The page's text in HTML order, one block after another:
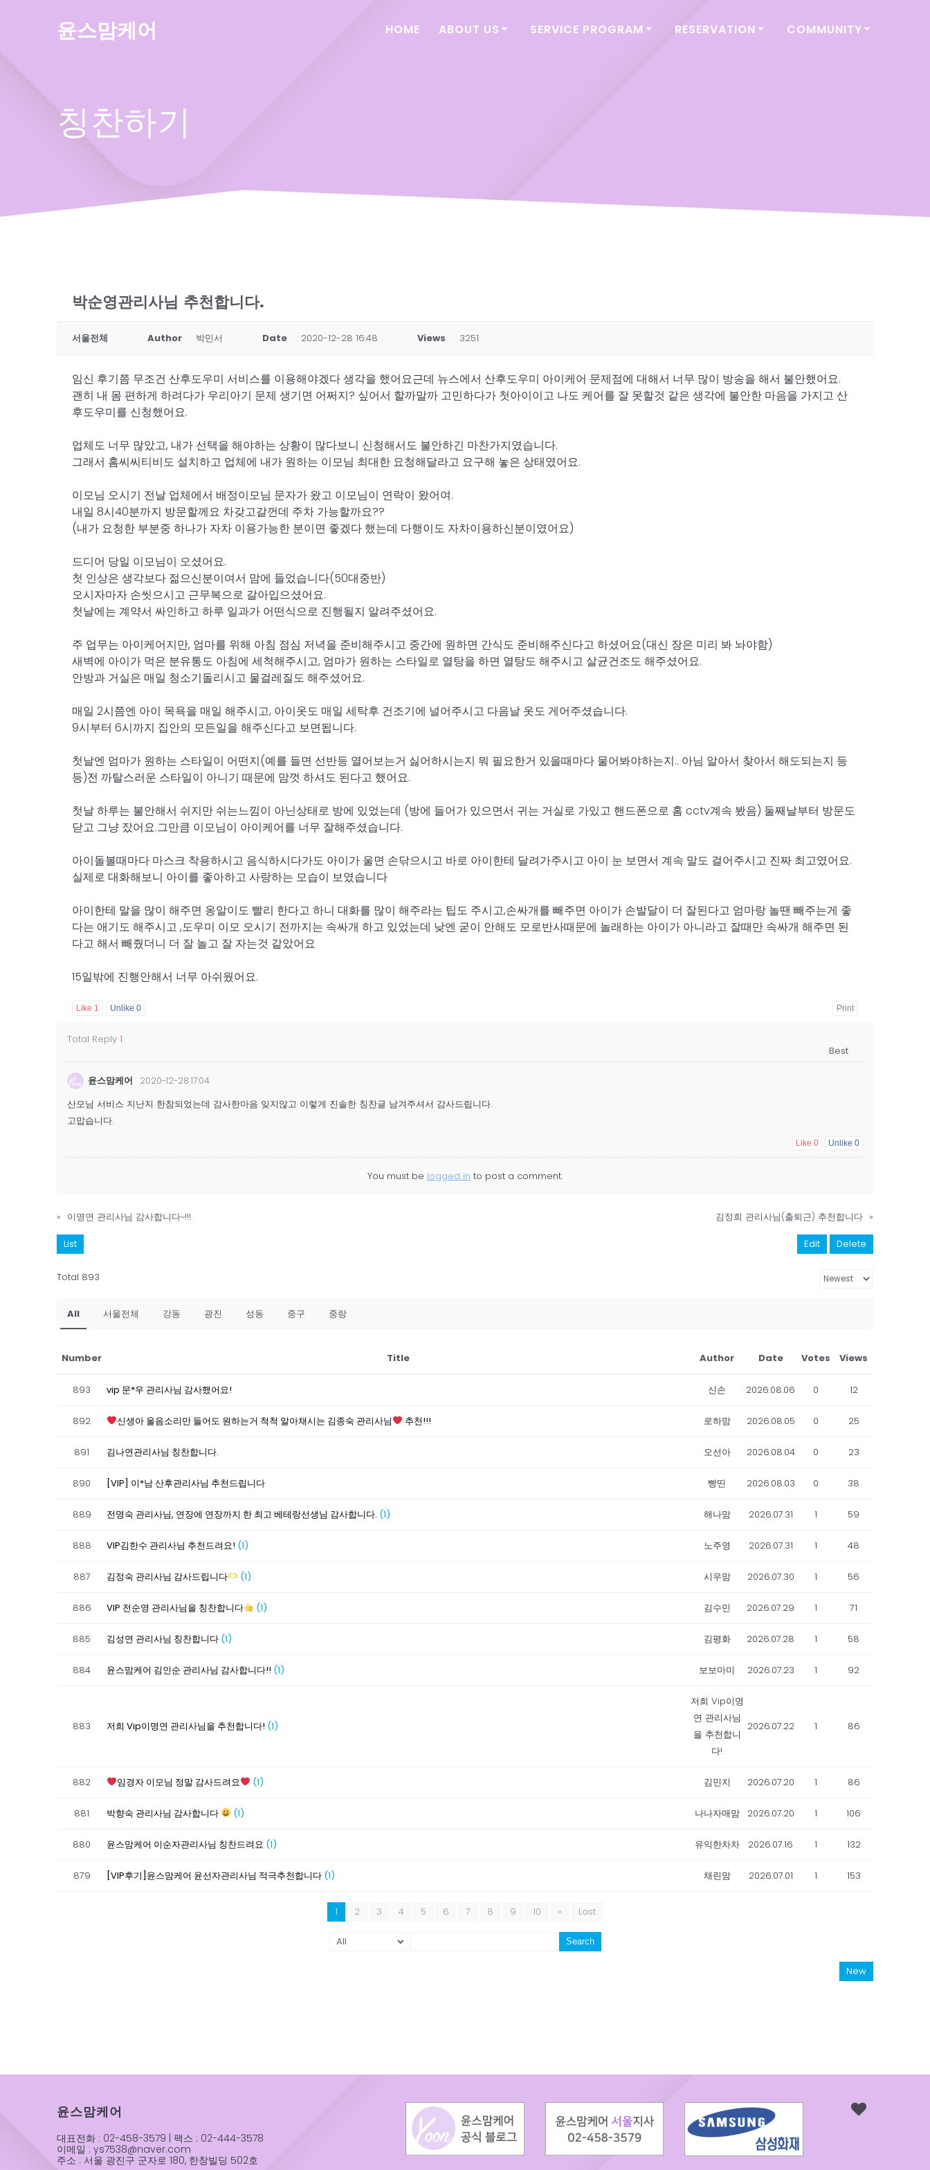
윤스맘케어 HOME ABOUT US SERVICE PROGRAM RESERVATION COMMUNITY
칭찬하기
박순영관리사님 추천합니다.
서울전체 Author 박민서 Date 2020-12-28 16:48 Views 3251
임신 후기쯤 무조건 산후도우미 서비스를 이용해야겠다 생각을 했어요근데 뉴스에서 산후도우미 아이케어 문제점에 대해서 너무 많이 방송을 해서 불안했어요.
괜히 내 몸 편하게 하려다가 우리아기 문제 생기면 어쩌지? 싶어서 할까말까 고민하다가 첫아이이고 나도 케어를 잘 못할것 같은 생각에 불안한 마음을 가지고 산
후도우미를 신청했어요.
​업체도 너무 많았고, 내가 선택을 해야하는 상황이 많다보니 신청해서도 불안하긴 마찬가지였습니다.
그래서 홈씨씨티비도 설치하고 업체에 내가 원하는 이모님 최대한 요청해달라고 요구해 놓은 상태였어요.
​이모님 오시기 전날 업체에서 배정이모님 문자가 왔고 이모님이 연락이 왔어여.
내일 8시40분까지 방문할께요 차갖고갈껀데 주차 가능할까요??
(내가 요청한 부분중 하나가 자차 이용가능한 분이면 좋겠다 했는데 다행이도 자차이용하신분이였어요)
드디어 당일 이모님이 오셨어요.
첫 인상은 생각보다 젊으신분이여서 맘에 들었습니다(50대중반)
오시자마자 손씻으시고 근무복으로 갈아입으셨어요.
첫날에는 계약서 싸인하고 하루 일과가 어떤식으로 진행될지 알려주셨어요.
주 업무는 아이케어지만, 엄마를 위해 아침 점심 저녁을 준비해주시고 중간에 원하면 간식도 준비해주신다고 하셨어요(대신 장은 미리 봐 놔야함)
새벽에 아이가 먹은 분유통도 아침에 세척해주시고, 엄마가 원하는 스타일로 열탕을 하면 열탕도 해주시고 살균건조도 해주셨어요.
안방과 거실은 매일 청소기돌리시고 물걸레질도 해주셨어요.
​매일 2시쯤엔 아이 목욕을 매일 해주시고, 아이옷도 매일 세탁후 건조기에 널어주시고 다음날 옷도 게어주셨습니다.
9시부터 6시까지 집안의 모든일을 해주신다고 보면됩니다.
첫날엔 엄마가 원하는 스타일이 어떤지(예를 들면 선반등 열어보는거 싫어하시는지 뭐 필요한거 있을때마다 물어봐야하는지.. 아님 알아서 찾아서 해도되는지 등
등)전 까탈스러운 스타일이 아니기 때문에 맘껏 하셔도 된다고 했어요.
첫날 하루는 불안해서 쉬지만 쉬는느낌이 아닌상태로 방에 있었는데 (방에 들어가 있으면서 귀는 거실로 가있고 핸드폰으로 홈 cctv계속 봤음) 둘째날부터 방문도
닫고 그냥 잤어요.그만큼 이모님이 아이케어를 너무 잘해주셨습니다.
아이돌볼때마다 마스크 착용하시고 음식하시다가도 아이가 울면 손닦으시고 바로 아이한테 달려가주시고 아이 눈 보면서 계속 말도 걸어주시고 진짜 최고였어요.
​실제로 대화해보니 아이를 좋아하고 사랑하는 모습이 보였습니다
아이한테 말을 많이 해주면 옹알이도 빨리 한다고 하니 대화를 많이 해주라는 팁도 주시고,손싸개를 빼주면 아이가 손발달이 더 잘된다고 엄마랑 놀땐 빼주는게 좋
다는 애기도 해주시고 ,도우미 이모 오시기 전까지는 속싸개 하고 있었는데 낮엔 굳이 안해도 모로반사때문에 놀래하는 아이가 아니라고 잘때만 속싸개 해주면 된
다고 해서 빼줬더니 더 잘 놀고 잘 자는것 같았어요
​15일밖에 진행안해서 너무 아쉬웠어요.
Like 1 Unlike0 Print
Total Reply1
윤스맘케어 2020-12-28 17:04
산모님 서비스 지난지 한참되었는데 감사한마음 잊지않고 이렇게 진솔한 칭찬글 남겨주셔서 감사드립니다.
고맙습니다.
Like 0 Unlike 0
You must be logged in to post a comment.
« 이명연 관리사님 감사합니다~!!! 김정희 관리사님(출퇴근) 추천합니다 »
List Edit Delete
Total 893
All 서울전체 강동 광진 성동 중구 중랑
Number Title Author Date Votes Views
893 vip 문*우 관리사님 감사했어요! 신손 2026.08.06 0 12
892 신생아 울음소리만 들어도 원하는거 척척 알아채시는 김종숙 관리사님 추천!!! 로하맘 2026.08.05 0 25
891 김나연관리사님 칭찬합니다. 오선아 2026.08.04 0 23
890 [VIP] 이*남 산후관리사님 추천드립니다 빵띤 2026.08.03 0 38
889 전명숙 관리사님, 연장에 연장까지 한 최고 베테랑선생님 감사합니다. (1) 해나맘 2026.07.31 1 59
888 VIP김한수 관리사님 추천드려요! (1) 노주영 2026.07.31 1 48
887 김정숙 관리사님 감사드립니다 (1) 시우맘 2026.07.30 1 56
886 VIP 전순영 관리사님을 칭찬합니다 (1) 김수민 2026.07.29 1 71
885 김성연 관리사님 칭찬합니다 (1) 김평화 2026.07.28 1 58
884 윤스맘케어 김인순 관리사님 감사합니다!! (1) 보보마미 2026.07.23 1 92
883 저희 Vip이명연 관리사님을 추천합니다! (1)
저희 Vip이명
연 관리사님
을 추천합니
다!
2026.07.22 1 86
882 임경자 이모님 정말 감사드려요 (1) 김민지 2026.07.20 1 86
881 박향숙 관리사님 감사합니다 (1) 나나자매맘 2026.07.20 1 106
880 윤스맘케어 이순자관리사님 칭찬드려요 (1) 유익한차차 2026.07.16 1 132
879 [VIP후기]윤스맘케어 윤선자관리사님 적극추천합니다 (1) 채린맘 2026.07.01 1 153
1 2 3 4 5 6 7 8 9 10 » Last
Search
New
윤스맘케어
대표전화 : 02-458-3579 | 팩스 : 02-444-3578
이메일 : ys7538@naver.com
주소 : 서울 광진구 군자로 180, 한창빌딩 502호